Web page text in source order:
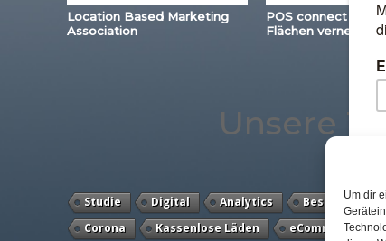
Um dir
Location Based Marketing
Association
POS connect –
Flächen vernetzen
Unsere
Studie Digital Analytics Best Retail
Corona
Kassenlose Läden eCommerce